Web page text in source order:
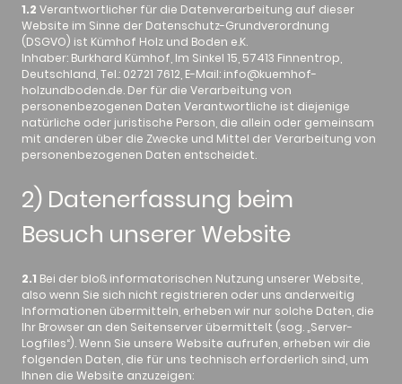
1.2 Verantwortlicher für die Datenverarbeitung auf dieser
Website im Sinne der Datenschutz-Grundverordnung
(DSGVO) ist Kümhof Holz und Boden e.K.
Inhaber: Burkhard Kümhof, Im Sinkel 15, 57413 Finnentrop,
Deutschland, Tel.: 02721 7612, E-Mail: info@kuemhof-
holzundboden.de. Der für die Verarbeitung von
personenbezogenen Daten Verantwortliche ist diejenige
natürliche oder juristische Person, die allein oder gemeinsam
mit anderen über die Zwecke und Mittel der Verarbeitung von
personenbezogenen Daten entscheidet.
2) Datenerfassung beim
Besuch unserer Website
2.1 Bei der bloß informatorischen Nutzung unserer Website,
also wenn Sie sich nicht registrieren oder uns anderweitig
Informationen übermitteln, erheben wir nur solche Daten, die
Ihr Browser an den Seitenserver übermittelt (sog. „Server-
Logfiles“). Wenn Sie unsere Website aufrufen, erheben wir die
folgenden Daten, die für uns technisch erforderlich sind, um
Ihnen die Website anzuzeigen: